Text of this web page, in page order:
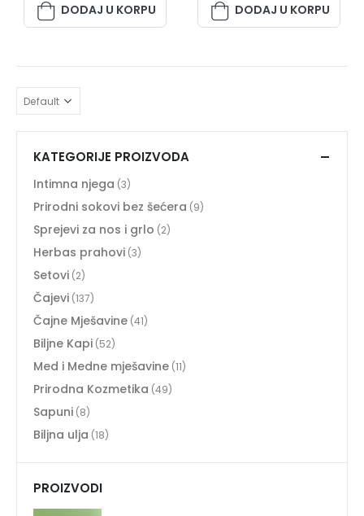
DODAJ U KORPU DODAJ U KORPU
KATEGORIJE PROIZVODA
Intimna njega (3)
Prirodni sokovi bez šećera (9)
Sprejevi za nos i grlo (2)
Herbas prahovi (3)
Setovi (2)
Čajevi (137)
Čajne Mješavine (41)
Biljne Kapi (52)
Med i Medne mješavine (11)
Prirodna Kozmetika (49)
Sapuni (8)
Biljna ulja (18)
PROIZVODI